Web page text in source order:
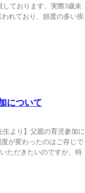
ております。実際3歳未
れており、頻度の多い疾
について
より】父親の育児参加に
が変わったのはご存じで
ただきたいのですが、特